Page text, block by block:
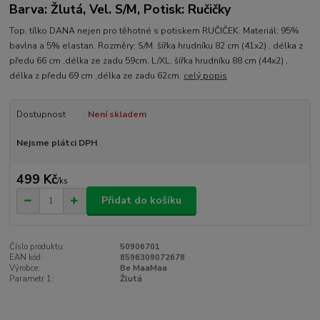
Barva: Žlutá, Vel. S/M, Potisk: Ručičky
Top, tílko DANA nejen pro těhotné s potiskem RUČIČEK. Materiál: 95%
bavlna a 5% elastan. Rozměry: S/M. šířka hrudníku 82 cm (41x2) , délka z
předu 66 cm ,délka ze zadu 59cm. L/XL. šířka hrudníku 88 cm (44x2) ,
délka z předu 69 cm ,délka ze zadu 62cm. celý popis
Dostupnost Není skladem
Nejsme plátci DPH
499 Kč/ks
Přidat do košíku
Číslo produktu:
50906701
EAN kód:
8596309072678
Výrobce:
Be MaaMaa
Parametr 1:
Žlutá